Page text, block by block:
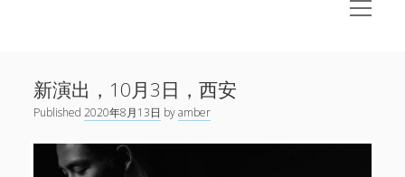
open
menu
演出
open
menu
音乐
open
open
menu
链接
新演出，10月3日，西安
Published2020年8月13日 byamber